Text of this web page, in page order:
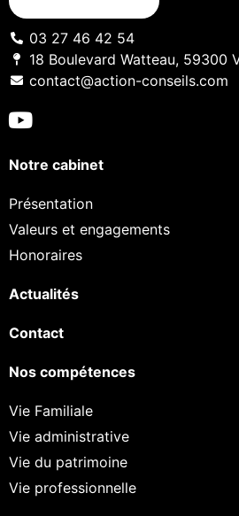
03 27 46 42 54
18 Boulevard Watteau, 59300
contact@action-conseils.com
Notre cabinet
Présentation
Valeurs et engagements
Honoraires
Actualités
Contact
Nos compétences
Vie Familiale
Vie administrative
Vie du patrimoine
Vie professionnelle